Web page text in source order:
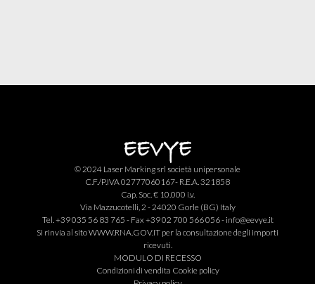
© 2024 Laser Marking srl società unipersonale
C.F./P.IVA 02777060167- R.E.A. 321858
Cap. Soc. € 10.000 i.v.
Via Mazzucotelli, 2 - 24020 Gorle (BG) Italy
Tel. +39 035 56 83 765 - Fax +39 02 700 566 056 - info@eevye.it
Si rinvia al sitoWWW.RNA.GOV.IT per la consultazione degli importi
ricevuti.
MODULO DI RECESSO
Condizioni di vendita Cookie policy